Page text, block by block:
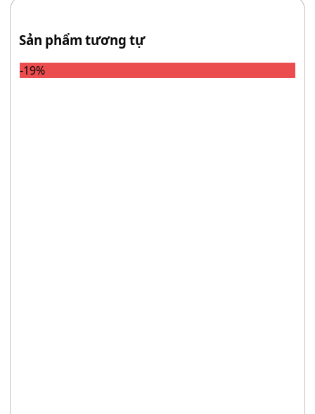
Sản phẩm tương tự
-19%